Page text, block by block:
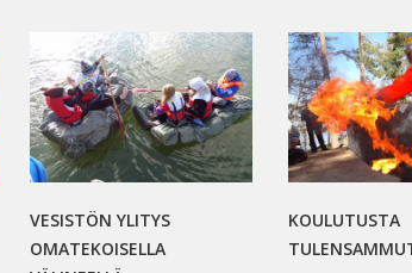
VESISTÖN YLITYS
OMATEKOISELLA
KOULUTUSTA